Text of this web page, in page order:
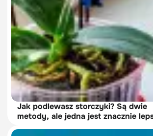
Jak podlewasz storczyki? Są dwie
metody, ale jedna jest znacznie